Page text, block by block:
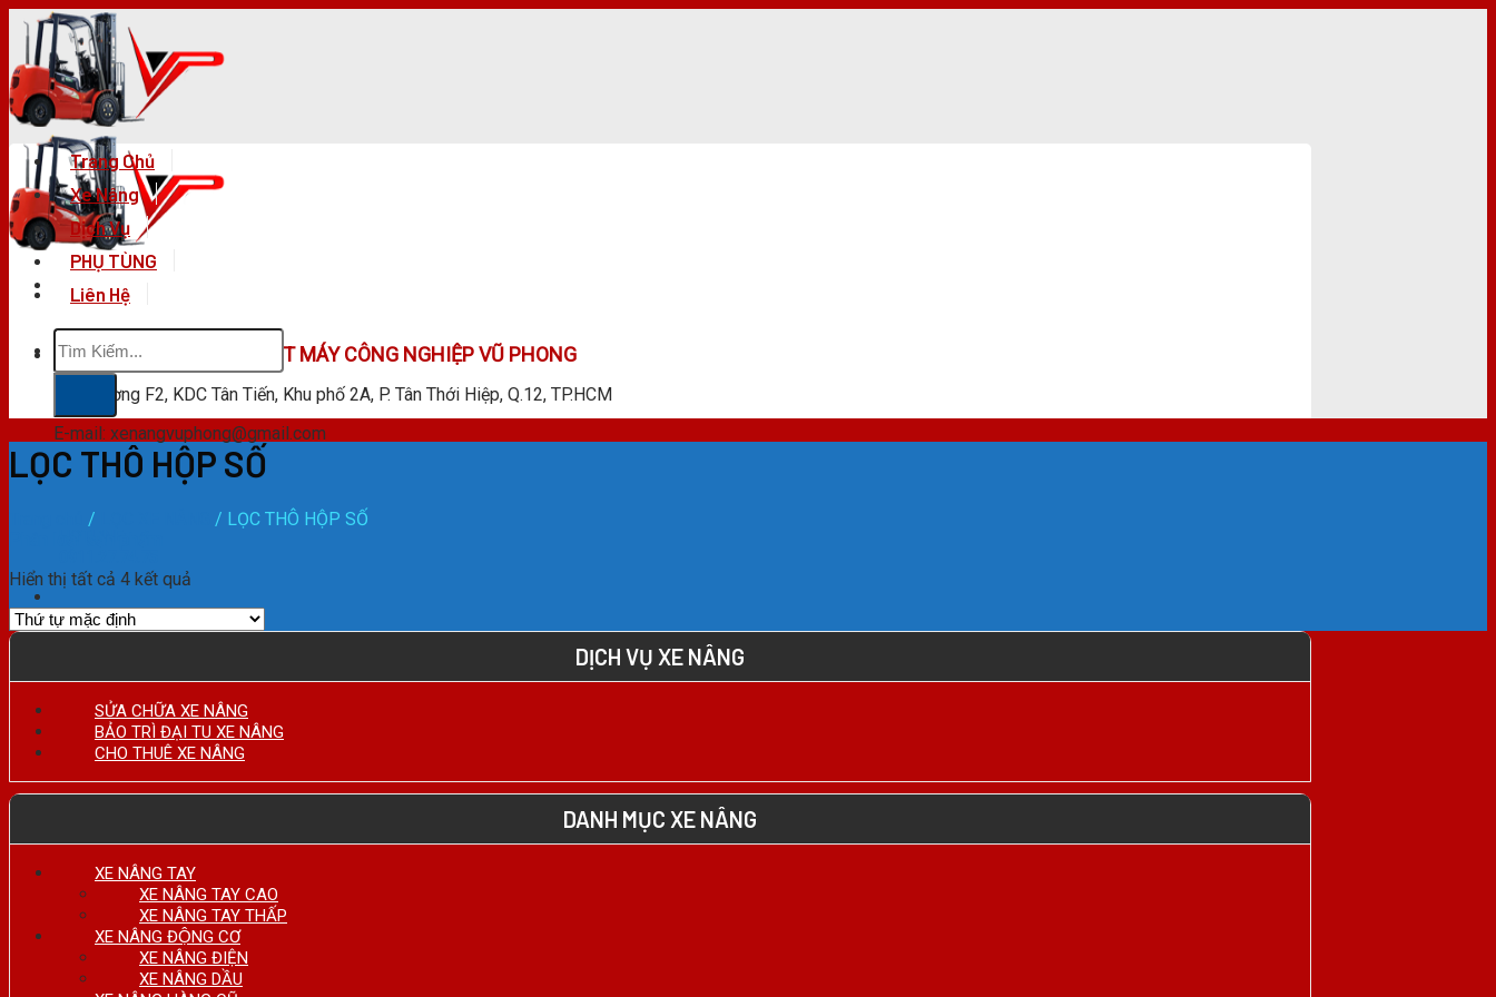
Skip
content
CÔNG TY TNHH KỸ THUẬT MÁY CÔNG NGHIỆP VŨ PHONG
F28 Đường F2, KDC Tân Tiến, Khu phố 2A, P. Tân Thới Hiệp, Q.12, TP.HCM
E-mail: xenangvuphong@gmail.com
Trang Chủ
Xe Nâng
Dịch Vụ
PHỤ TÙNG
Liên Hệ
Tìm
kiếm:
LỌC THÔ HỘP SỐ
/ / LỌC THÔ HỘP SỐ
Hiển thị tất cả 4 kết quả
DỊCH VỤ XE NÂNG
SỬA CHỮA XE NÂNG
BẢO TRÌ ĐẠI TU XE NÂNG
CHO THUÊ XE NÂNG
DANH MỤC XE NÂNG
XE NÂNG TAY
XE NÂNG TAY CAO
XE NÂNG TAY THẤP
XE NÂNG ĐỘNG CƠ
XE NÂNG ĐIỆN
XE NÂNG DẦU